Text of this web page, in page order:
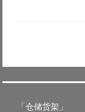
「仓储货架」